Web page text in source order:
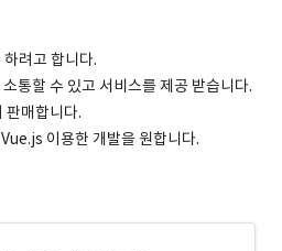
려고 합니다.
통할 수 있고 서비스를 제공 받습니다.
판매합니다.
이용한 개발을 원합니다.